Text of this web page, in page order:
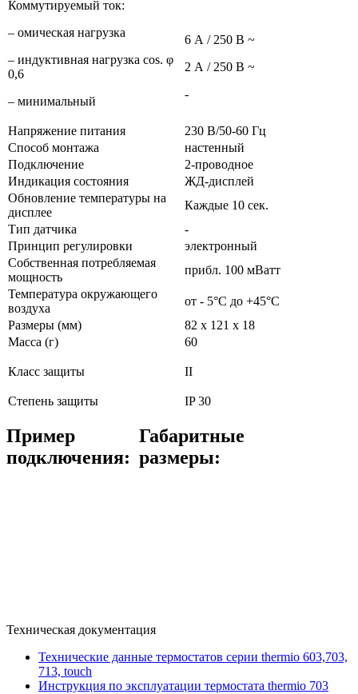
Коммутируемый ток:
– омическая нагрузка
– индуктивная нагрузка cos. φ
0,6
– минимальный
6 А / 250 В ~
2 А / 250 В ~
-
Напряжение питания
230 В/50-60 Гц
Способ монтажа
настенный
Подключение
2-проводное
Индикация состояния
ЖД-дисплей
Обновление температуры на
дисплее
Каждые 10 сек.
Тип датчика
-
Принцип регулировки
электронный
Собственная потребляемая
мощность
прибл. 100 мВатт
Температура окружающего
воздуха
от - 5°C до +45°C
Размеры (мм)
82 x 121 x 18
Масса (г)
60
Класс защиты II
Степень защиты IP 30
Пример
подключения:
Габаритные
размеры:
Техническая документация
Технические данные термостатов серии thermio 603,703,
713, touch
Инструкция по эксплуатации термостата thermio 703